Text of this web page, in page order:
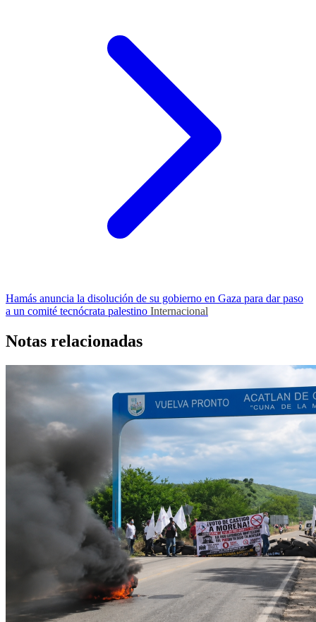
Hamás anuncia la disolución de su gobierno en Gaza para dar paso
a un comité tecnócrata palestino Internacional
Notas relacionadas